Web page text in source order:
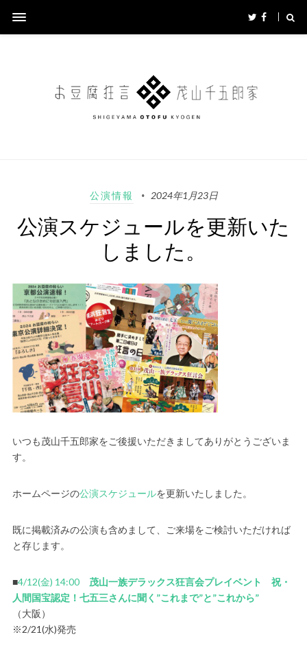
公演情報 2024年1月23日
公演スケジュールを更新いた
しました。
いつも茂山千五郎家をご後援いただきましてありがとうございま
す。
ホームページの公演スケジュールを更新いたしました。
既に掲載済みの公演も含めまして、ご来場をご検討いただければ
と存じます。
■4/12(金) 14:00 茂山一族デラックス狂言会プレイベント 祝・
人間国宝認定！七五三さんに聞く”これまで”と”これから”
（大阪）
※2/21(水)発売